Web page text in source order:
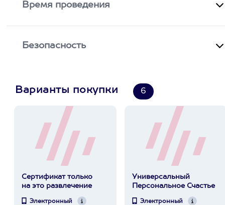
Время проведения
Безопасность
Варианты покупки 6
Сертификат только
на это развлечение
Электронный
Универсальный
Персональное Счастье
Электронный